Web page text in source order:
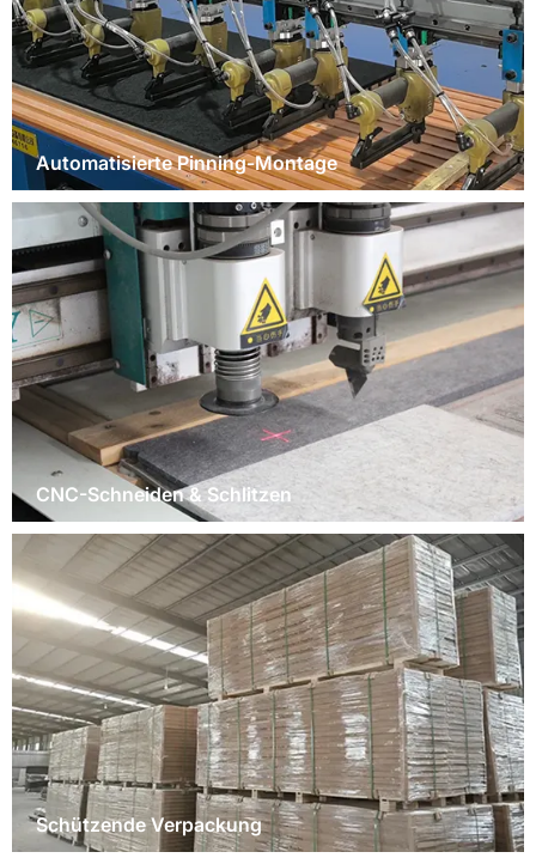
Automatisierte Pinning-Montage
CNC-Schneiden & Schlitzen
Schützende Verpackung